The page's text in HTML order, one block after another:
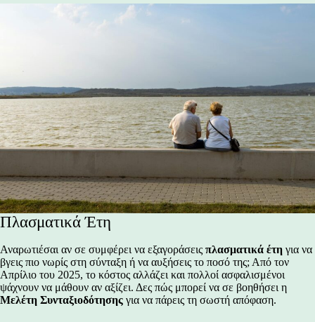
Πλασματικά Έτη
Αναρωτιέσαι αν σε συμφέρει να εξαγοράσεις πλασματικά έτη για να
βγεις πιο νωρίς στη σύνταξη ή να αυξήσεις το ποσό της; Από τον
Απρίλιο του 2025, το κόστος αλλάζει και πολλοί ασφαλισμένοι
ψάχνουν να μάθουν αν αξίζει. Δες πώς μπορεί να σε βοηθήσει η
Μελέτη Συνταξιοδότησης για να πάρεις τη σωστή απόφαση.